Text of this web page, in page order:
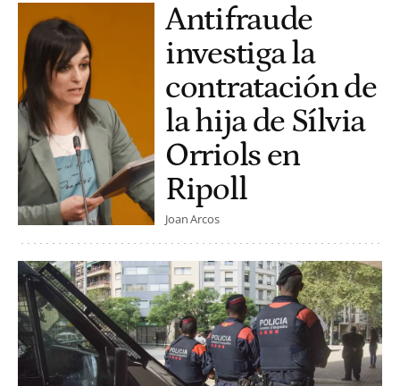
Antifraude
investiga la
contratación de
la hija de Sílvia
Orriols en
Ripoll
Joan Arcos